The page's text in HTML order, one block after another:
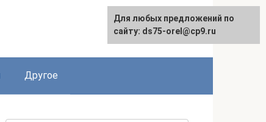
Другое
Для любых предложений по
сайту: ds75-orel@cp9.ru